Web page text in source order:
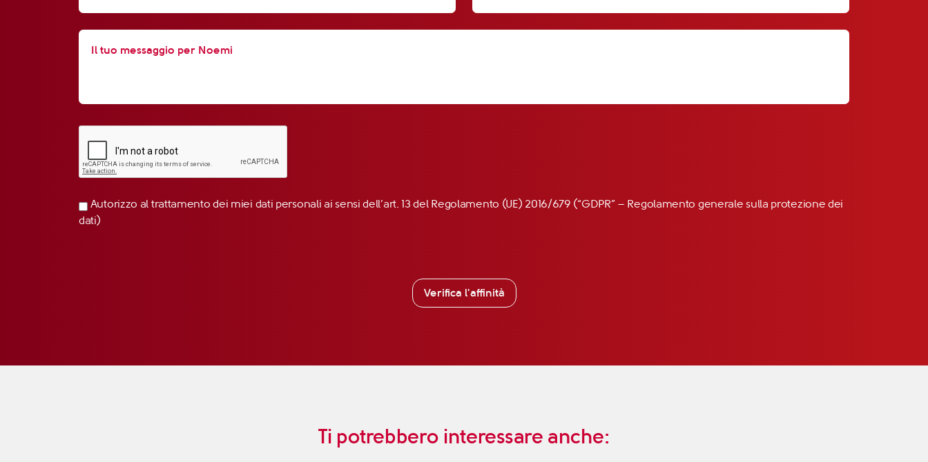
Autorizzo al trattamento dei miei dati personali ai sensi dell’art. 13 del Regolamento (UE) 2016/679 (“GDPR” – Regolamento generale sulla protezione dei
dati)
Verifica l'affinità
Ti potrebbero interessare anche: